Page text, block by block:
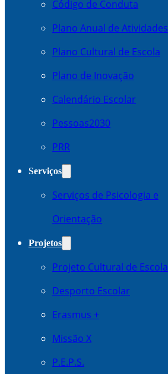
Código de Conduta
Plano Anual de Atividades
Plano Cultural de Escola
Plano de Inovação
Calendário Escolar
Pessoas2030
PRR
Serviços
Serviços de Psicologia e
Orientação
Projetos
Projeto Cultural de Escola
Desporto Escolar
Erasmus +
Missão X
P.E.P.S.